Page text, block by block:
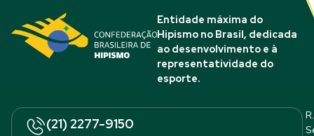
Entidade máxima do
Hipismo no Brasil, dedicada
ao desenvolvimento e à
representatividade do
esporte.
(21) 2277-9150
R.